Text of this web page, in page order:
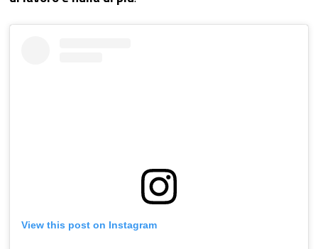
View this post on Instagram